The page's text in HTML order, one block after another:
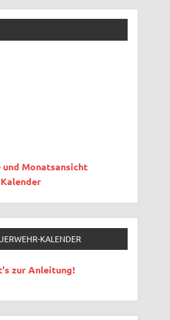
und Monatsansicht
KALENDER
zur Anleitung!